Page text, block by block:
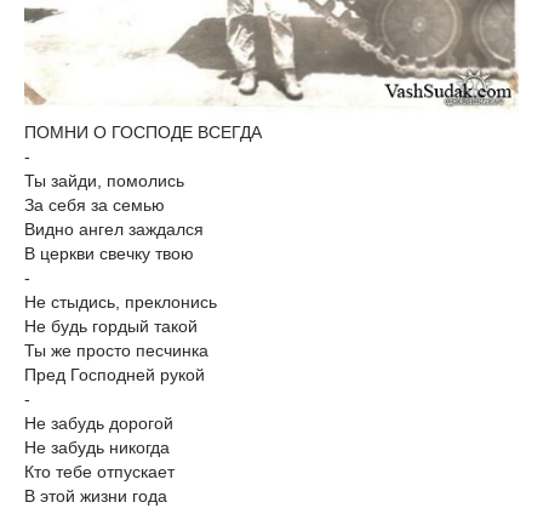
ПОМНИ О ГОСПОДЕ ВСЕГДА
-
Ты зайди, помолись
За себя за семью
Видно ангел заждался
В церкви свечку твою
-
Не стыдись, преклонись
Не будь гордый такой
Ты же просто песчинка
Пред Господней рукой
-
Не забудь дорогой
Не забудь никогда
Кто тебе отпускает
В этой жизни года